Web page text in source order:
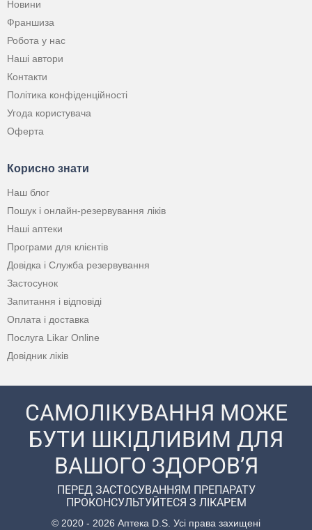
Новини
Франшиза
Робота у нас
Наші автори
Контакти
Політика конфіденційності
Угода користувача
Оферта
Корисно знати
Наш блог
Пошук і онлайн-резервування ліків
Наші аптеки
Програми для клієнтів
Довідка і Служба резервування
Застосунок
Запитання і відповіді
Оплата і доставка
Послуга Likar Online
Довідник ліків
САМОЛІКУВАННЯ МОЖЕ
БУТИ ШКІДЛИВИМ ДЛЯ
ВАШОГО ЗДОРОВ’Я
ПЕРЕД ЗАСТОСУВАННЯМ ПРЕПАРАТУ
ПРОКОНСУЛЬТУЙТЕСЯ З ЛІКАРЕМ
© 2020 - 2026 Аптека D.S. Усі права захищені